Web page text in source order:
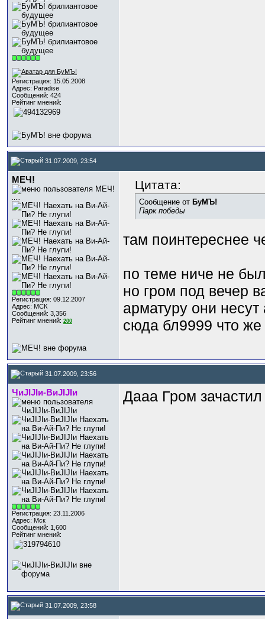
Регистрация: 15.05.2008
Адрес: Paradise
Сообщений: 424
Рейтинг мнений:
31.07.2009, 23:54
МЕЧ!
Регистрация: 09.12.2007
Адрес: МСК
Сообщений: 3,356
Рейтинг мнений: 200
Цитата:
Сообщение от БуМЪ!
Парк победы
там поинтереснее
по теме ниче не
но гром под вечер
арматуру они
сюда бл9999 что
31.07.2009, 23:56
ЧиJIJIи-ВиJIJIи
Регистрация: 23.11.2006
Адрес: Мск
Сообщений: 1,600
Рейтинг мнений:
Дааа Гром
31.07.2009, 23:58